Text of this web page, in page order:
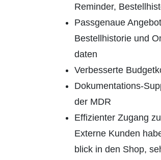
Reminder,
Passgenaue
Bestellhistorie und
daten
Verbesserte
Dokumentations-
der MDR
Effizienter Zugang
Externe Kunden
blick in den Shop,